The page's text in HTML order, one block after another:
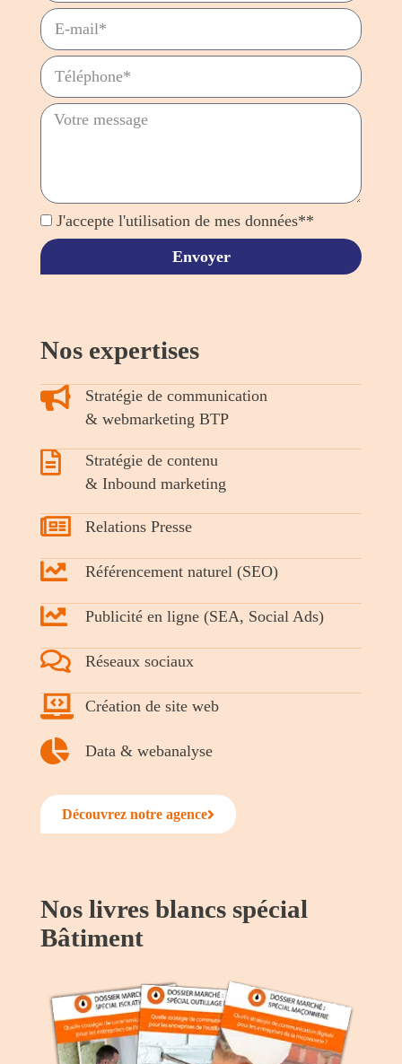
J'accepte l'utilisation de mes données**
Envoyer
Nos expertises
Stratégie de communication
& webmarketing BTP
Stratégie de contenu
& Inbound marketing
Relations Presse
Référencement naturel (SEO)
Publicité en ligne (SEA, Social Ads)
Réseaux sociaux
Création de site web
Data & webanalyse
Découvrez notre agence
Nos livres blancs spécial
Bâtiment